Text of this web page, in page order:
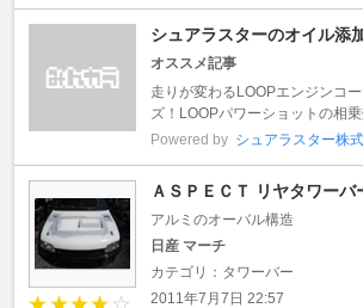
シュアラスターのオイル添
オススメ記事
走りが変わるLOOPエンジンコ
ズ！LOOPパワーショットの相乗
Powered by シュアラスター株
ＡＳＰＥＣＴ リヤタワーバ
アルミのオーバル構造
日産 マーチ
カテゴリ：タワーバー
2011年7月7日 22:57